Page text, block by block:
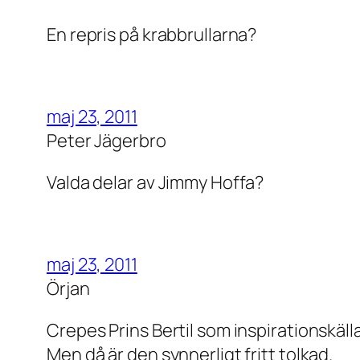
En repris på krabbrullarna?
maj 23, 2011
Peter Jägerbro
Valda delar av Jimmy Hoffa?
maj 23, 2011
Örjan
Crepes Prins Bertil som
Men då är den synnerligt fritt tolkad.